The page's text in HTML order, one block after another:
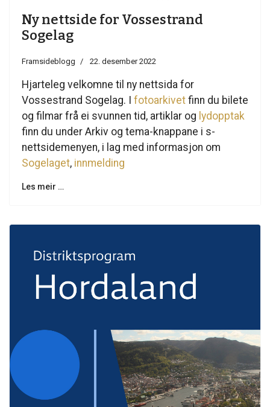
Ny nettside for Vossestrand
Sogelag
Framsideblogg 22. desember 2022
Hjarteleg velkomne til ny nettsida for
Vossestrand Sogelag. I fotoarkivet finn du bilete
og filmar frå ei svunnen tid, artiklar og lydopptak
finn du under Arkiv og tema-knappane i s-
nettsidemenyen, i lag med informasjon om
Sogelaget, innmelding
Les meir …